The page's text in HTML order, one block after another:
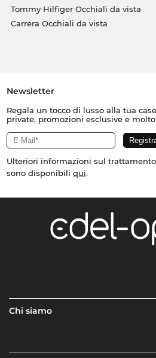
Tommy Hilfiger Occhiali da vista
Carrera Occhiali da vista
Newsletter
Regala un tocco di lusso alla tua
private, promozioni esclusive e
Ulteriori informazioni sul
sono disponibili qui.
Chi siamo